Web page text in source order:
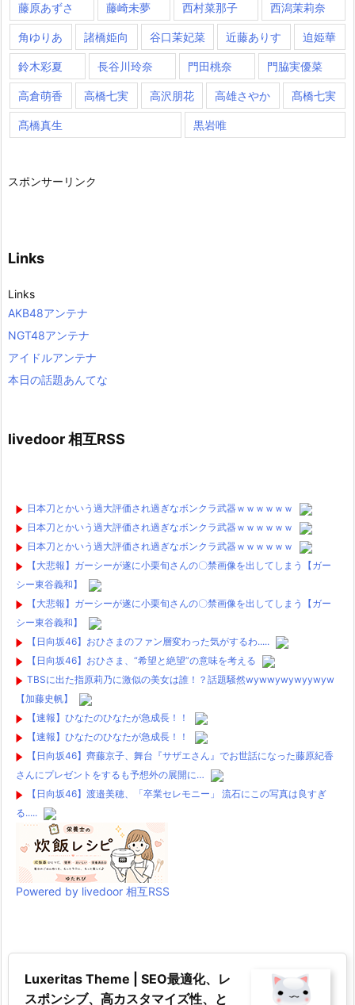
藤原あずさ 藤崎未夢 西村菜那子 西潟茉莉奈
角ゆりあ 諸橋姫向 谷口茉妃菜 近藤ありす 迫姫華
鈴木彩夏 長谷川玲奈 門田桃奈 門脇実優菜
高倉萌香 高橋七実 高沢朋花 高雄さやか 髙橋七実
髙橋真生 黒岩唯
スポンサーリンク
Links
Links
AKB48アンテナ
NGT48アンテナ
アイドルアンテナ
本日の話題あんてな
livedoor 相互RSS
日本刀とかいう過大評価され過ぎなボンクラ武器ｗｗｗｗｗｗ
日本刀とかいう過大評価され過ぎなボンクラ武器ｗｗｗｗｗｗ
日本刀とかいう過大評価され過ぎなボンクラ武器ｗｗｗｗｗｗ
【大悲報】ガーシーが遂に小栗旬さんの〇禁画像を出してしまう【ガー
シー東谷義和】
【大悲報】ガーシーが遂に小栗旬さんの〇禁画像を出してしまう【ガー
シー東谷義和】
【日向坂46】おひさまのファン層変わった気がするわ.....
【日向坂46】おひさま、“希望と絶望”の意味を考える
TBSに出た指原莉乃に激似の美女は誰！？話題騒然wywwywywyywyw
【加藤史帆】
【速報】ひなたのひなたが急成長！！
【速報】ひなたのひなたが急成長！！
【日向坂46】齊藤京子、舞台『サザエさん』でお世話になった藤原紀香
さんにプレゼントをするも予想外の展開に…
【日向坂46】渡邉美穂、「卒業セレモニー」 流石にこの写真は良すぎ
る.....
Powered by livedoor 相互RSS
Luxeritas Theme | SEO最適化、レ
スポンシブ、高カスタマイズ性、と